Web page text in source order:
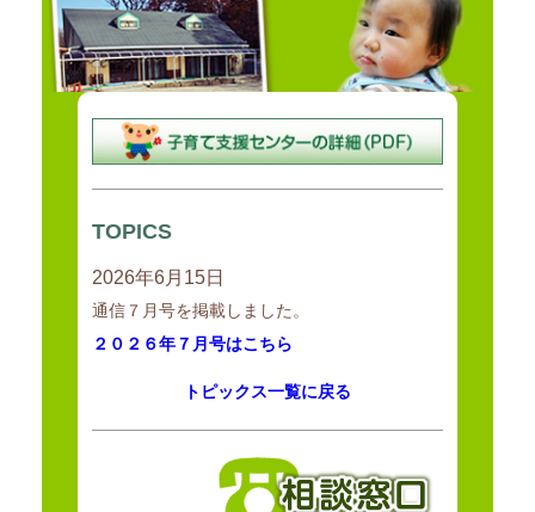
地域全体で子育てを支援する基盤の形成を図るため、子育て家庭の支
援活動の企画、調整、
実施を担当する職員を配置し、子育て家庭等に対する育児不安等につ
子育てサークル等への支援、地域の保育需要に応じた特別保育事業等
の積極的な
実施・普及促進及びベビーシッターなどの地域の保育資源の情報提供
並びに家庭的保育を行う者への支援などを実施することにより、
TOPICS
2026年6月15日
通信７月号を掲載しました。
２０２６年７月号はこちら
トピックス一覧に戻る